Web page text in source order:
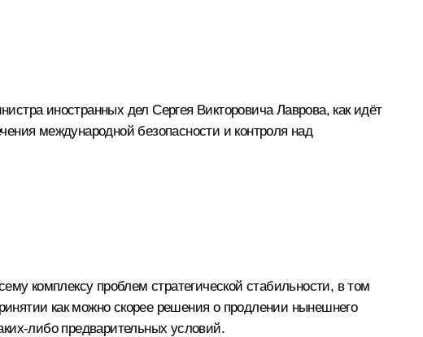
иностранных дел Сергея Викторовича Лаврова, как идёт
международной безопасности и контроля над
комплексу проблем стратегической стабильности, в том
как можно скорее решения о продлении нынешнего
предварительных условий.